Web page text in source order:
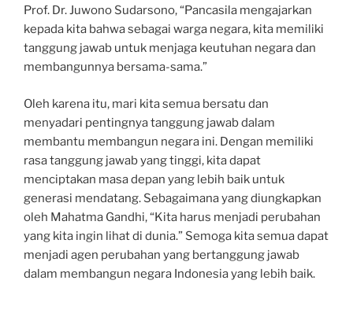
Prof. Dr. Juwono Sudarsono, “Pancasila mengajarkan
kepada kita bahwa sebagai warga negara, kita memiliki
tanggung jawab untuk menjaga keutuhan negara dan
membangunnya bersama-sama.”
Oleh karena itu, mari kita semua bersatu dan
menyadari pentingnya tanggung jawab dalam
membantu membangun negara ini. Dengan memiliki
rasa tanggung jawab yang tinggi, kita dapat
menciptakan masa depan yang lebih baik untuk
generasi mendatang. Sebagaimana yang diungkapkan
oleh Mahatma Gandhi, “Kita harus menjadi perubahan
yang kita ingin lihat di dunia.” Semoga kita semua dapat
menjadi agen perubahan yang bertanggung jawab
dalam membangun negara Indonesia yang lebih baik.